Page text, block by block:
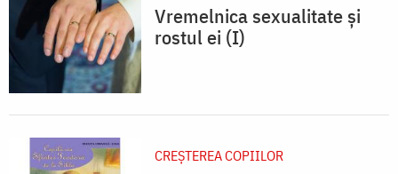
Vremelnica sexualitate și
rostul ei (I)
CREŞTEREA COPIILOR